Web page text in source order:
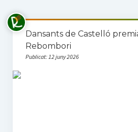
La Magdalena
Activitats
Altres escrits
Dansants de Castelló
Rebombori
Publicat: 12 juny 2026